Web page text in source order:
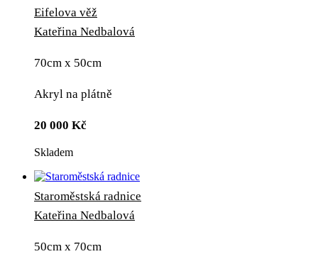
Eifelova věž
Kateřina Nedbalová
70cm x 50cm
Akryl na plátně
20 000 Kč
Skladem
Staroměstská radnice
Kateřina Nedbalová
50cm x 70cm